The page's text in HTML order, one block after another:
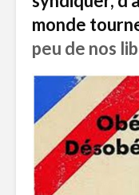
monde
peu de nos